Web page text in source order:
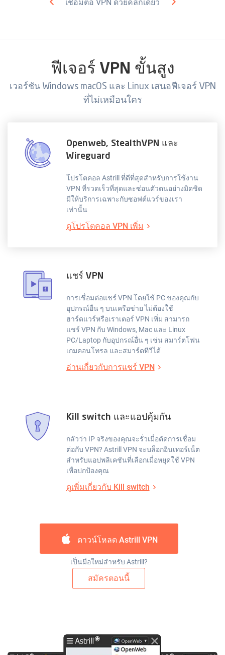
เชื่อมต่อ VPN ด้วยคลิกเดียว
ฟีเจอร์ VPN ขั้นสูง
เวอร์ชัน Windows macOS และ Linux เสนอฟีเจอร์ VPN
ที่ไม่เหมือนใคร
Openweb, StealthVPN และ
Wireguard
โปรโตคอล Astrill ที่ดีที่สุดสำหรับการใช้งาน
VPN ที่รวดเร็วที่สุดและซ่อนตัวตนอย่างมิดชิด
มีให้บริการเฉพาะกับซอฟต์แวร์ของเรา
เท่านั้น
ดูโปรโตคอล VPN เพิ่ม
แชร์ VPN
การเชื่อมต่อแชร์ VPN โดยใช้ PC ของคุณกับ
อุปกรณ์อื่น ๆ บนเครือข่าย ไม่ต้องใช้
ฮาร์ดแวร์หรือเราเตอร์ VPN เพิ่ม สามารถ
แชร์ VPN กับ Windows, Mac และ Linux
PC/Laptop กับอุปกรณ์อื่น ๆ เช่น สมาร์ตโฟน
เกมคอนโทรล และสมาร์ตทีวีได้
อ่านเกี่ยวกับการแชร์ VPN
Kill switch และแอปคุ้มกัน
กลัวว่า IP จริงของคุณจะรั่วเมื่อตัดการเชื่อม
ต่อกับ VPN? Astrill VPN จะบล็อกอินเทอร์เน็ต
สำหรับแอปพลิเคชันที่เลือกเมื่อหยุดใช้ VPN
เพื่อปกป้องคุณ
ดูเพิ่มเกี่ยวกับ Kill switch
ดาวน์โหลด Astrill VPN
เป็นมือใหม่สำหรับ Astrill?
สมัครตอนนี้